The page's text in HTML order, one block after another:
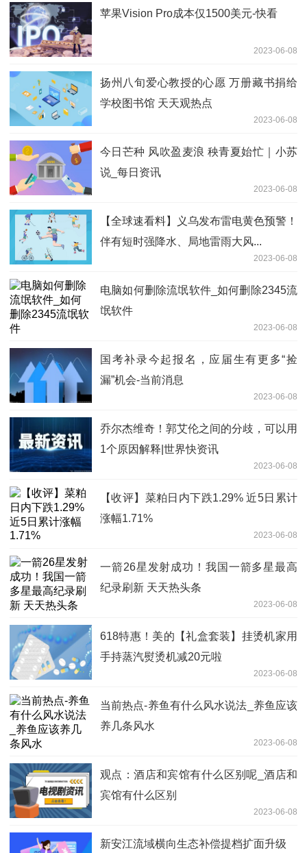
苹果Vision Pro成本仅1500美元-快看
2023-06-08
扬州八旬爱心教授的心愿 万册藏书捐给
学校图书馆 天天观热点
2023-06-08
今日芒种 风吹盈麦浪 秧青夏始忙｜小苏
说_每日资讯
2023-06-08
【全球速看料】义乌发布雷电黄色预警！
伴有短时强降水、局地雷雨大风...
2023-06-08
电脑如何删除流氓软件_如何删除2345流
氓软件
2023-06-08
国考补录今起报名，应届生有更多“捡
漏”机会-当前消息
2023-06-08
乔尔杰维奇！郭艾伦之间的分歧，可以用
1个原因解释|世界快资讯
2023-06-08
【收评】菜粕日内下跌1.29% 近5日累计
涨幅1.71%
2023-06-08
一箭26星发射成功！我国一箭多星最高
纪录刷新 天天热头条
2023-06-08
618特惠！美的【礼盒套装】挂烫机家用
手持蒸汽熨烫机减20元啦
2023-06-08
当前热点-养鱼有什么风水说法_养鱼应该
养几条风水
2023-06-08
观点：酒店和宾馆有什么区别呢_酒店和
宾馆有什么区别
2023-06-08
新安江流域横向生态补偿提档扩面升级